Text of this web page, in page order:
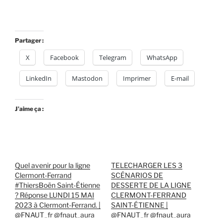
Partager :
X Facebook Telegram WhatsApp
LinkedIn Mastodon Imprimer E-mail
J’aime ça :
Quel avenir pour la ligne
Clermont-Ferrand
#ThiersBoën Saint-Étienne
? Réponse LUNDI 15 MAI
2023 à Clermont-Ferrand. |
@FNAUT_fr @fnaut_aura
TELECHARGER LES 3
SCÉNARIOS DE
DESSERTE DE LA LIGNE
CLERMONT-FERRAND
SAINT-ÉTIENNE |
@FNAUT_fr @fnaut_aura